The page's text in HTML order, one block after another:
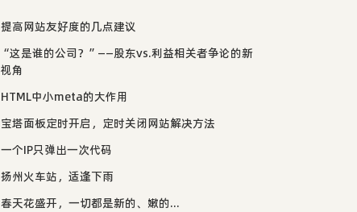
提高网站友好度的几点建议
“这是谁的公司？”——股东vs.利益相关者争论的新
视角
HTML中小meta的大作用
宝塔面板定时开启，定时关闭网站解决方法
一个IP只弹出一次代码
扬州火车站，适逢下雨
春天花盛开，一切都是新的、嫩的...